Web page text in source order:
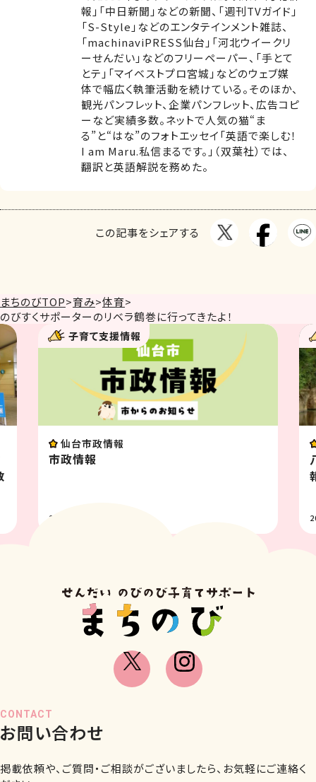
報」「中日新聞」などの新聞、「週刊TVガイド」
「S-Style」などのエンタテインメント雑誌、
「machinaviPRESS仙台」「河北ウイークリ
ーせんだい」などのフリーペーパー、「手とて
とテ」「マイベストプロ宮城」などのウェブ媒
体で幅広く執筆活動を続けている。そのほか、
観光パンフレット、企業パンフレット、広告コピ
ーなど実績多数。ネットで人気の猫“ま
る”と“はな”のフォトエッセイ「英語で楽しむ！
I am Maru.私信まるです。」（双葉社）では、
翻訳と英語解説を務めた。
この記事をシェアする
まちのびTOP>育み>体育>
のびすくサポーターのリベラ鶴巻に行ってきたよ！
子育て支援情報
仙台市政情報
市政情報
2026.07.31
CONTACT
お問い合わせ
掲載依頼や、ご質問・ご相談がございましたら、お気軽にご連絡く